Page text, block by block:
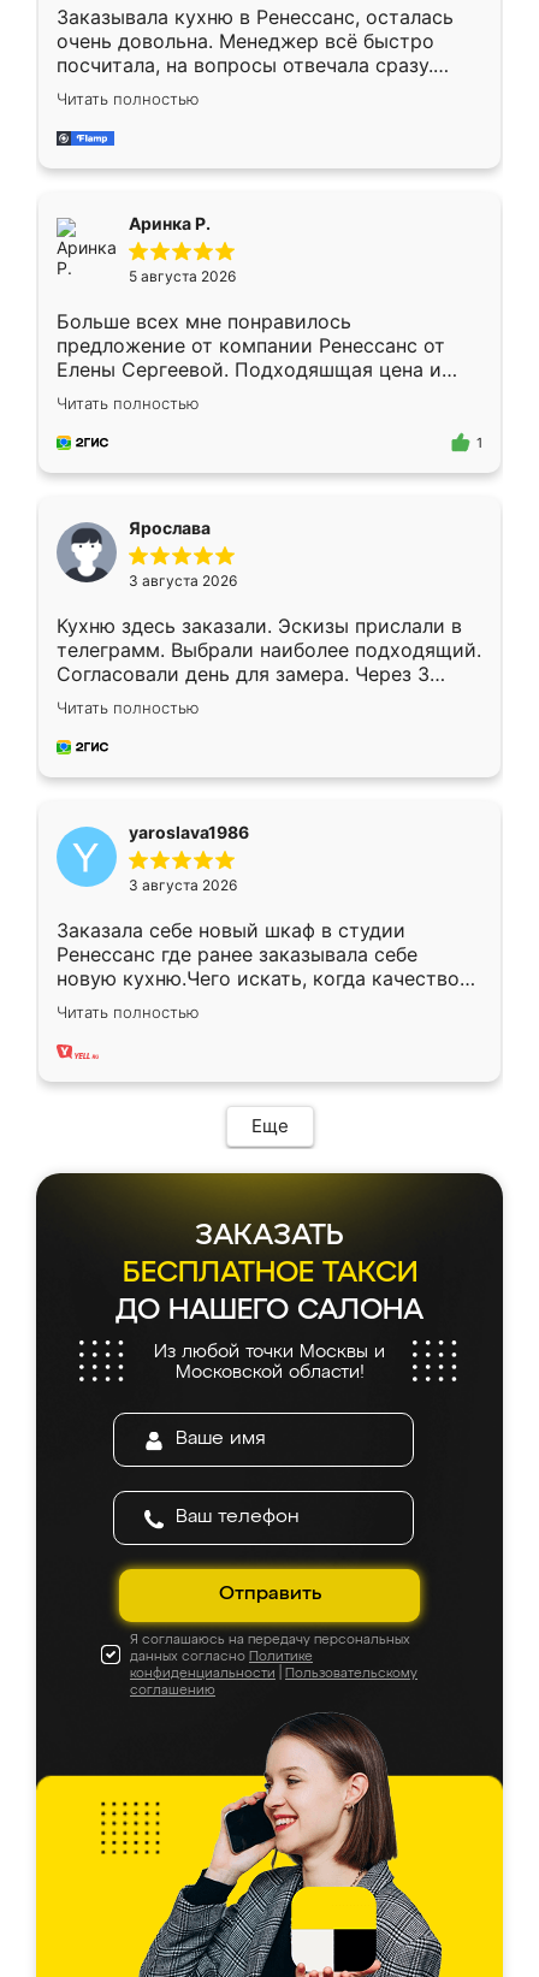
Заказывала кухню в Ренессанс, осталась
очень довольна. Менеджер всё быстро
посчитала, на вопросы отвечала сразу.
Замерщик приехал в субботу, подошёл к
делу со всей ответственностью. Собрали
за день, ребята работали аккуратно, даже
Читать полностью
Аринка Р.
5 августа 2026
Больше всех мне понравилось
предложение от компании Ренессанс от
Елены Сергеевой. Подходяшщая цена и
короткие сроки изготовления. Приехавший
для замера сотрудник Владислав
предложил по моему эскизу самый
Читать полностью
1
Ярослава
3 августа 2026
Кухню здесь заказали. Эскизы прислали в
телеграмм. Выбрали наиболее подходящий.
Согласовали день для замера. Через 3
недели кухня была уже готова. Остались
довольны работой. Спасибо Ренессанс
мебель за качественную работу!
Читать полностью
yaroslava1986
3 августа 2026
Заказала себе новый шкаф в студии
Ренессанс где ранее заказывала себе
новую кухню.Чего искать, когда качеством
вполне довольна. Служит кухня уже почти
два года, нареканий нет.
Читать полностью
Еще
ЗАКАЗАТЬ
БЕСПЛАТНОЕ ТАКСИ
ДО НАШЕГО САЛОНА
Из любой точки Москвы и
Московской области!
Отправить
Я соглашаюсь на передачу персональных
данных согласно Политике
конфиденциальности
Пользовательскому
соглашению